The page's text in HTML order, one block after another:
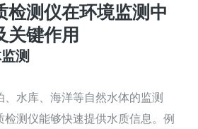
检测仪在环境监测中
关键作用
测
、水库、海洋等自然水体的监测
检测仪能够快速提供水质信息。例